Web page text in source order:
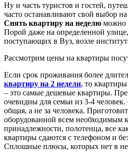
Ну и часть туристов и гостей,
часто останавливают свой выбор
Снять квартиру на неделю можно
Порой даже на определенной
поступающих в Вуз, возле
Рассмотрим цены на квартиры
Если срок проживания более
квартиру на 2 недели, то
– это самые дешевые квартиры.
очевидны для семьи из 3-4
общая, а не за человека.
оборудованной всем необходимым
принадлежности, полотенца, все
квартиры сдаются с телефоном и
Сплошные плюсы, которых нет в